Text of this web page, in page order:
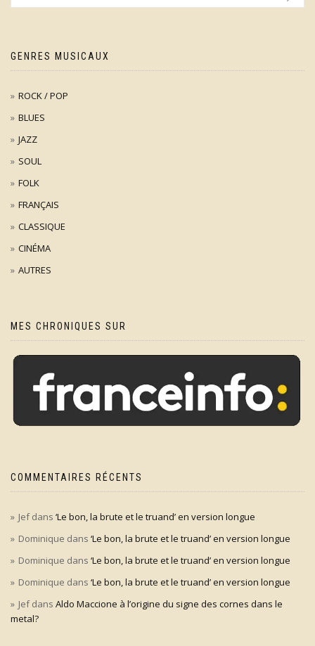
GENRES MUSICAUX
ROCK / POP
BLUES
JAZZ
SOUL
FOLK
FRANÇAIS
CLASSIQUE
CINÉMA
AUTRES
MES CHRONIQUES SUR
COMMENTAIRES RÉCENTS
Jefdans ‘Le bon, la brute et le truand’ en version longue
Dominique dans ‘Le bon, la brute et le truand’ en version longue
Dominique dans ‘Le bon, la brute et le truand’ en version longue
Dominique dans ‘Le bon, la brute et le truand’ en version longue
Jefdans Aldo Maccione à l’origine du signe des cornes dans le
metal?